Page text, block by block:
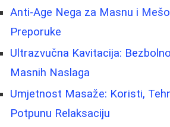
Anti-Age Nega za Masnu i
Preporuke
Ultrazvučna Kavitacija:
Masnih Naslaga
Umjetnost Masaže: Koristi,
Potpunu Relaksaciju